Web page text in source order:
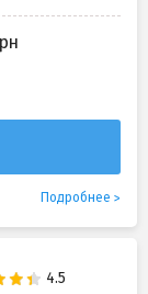
Подробнее